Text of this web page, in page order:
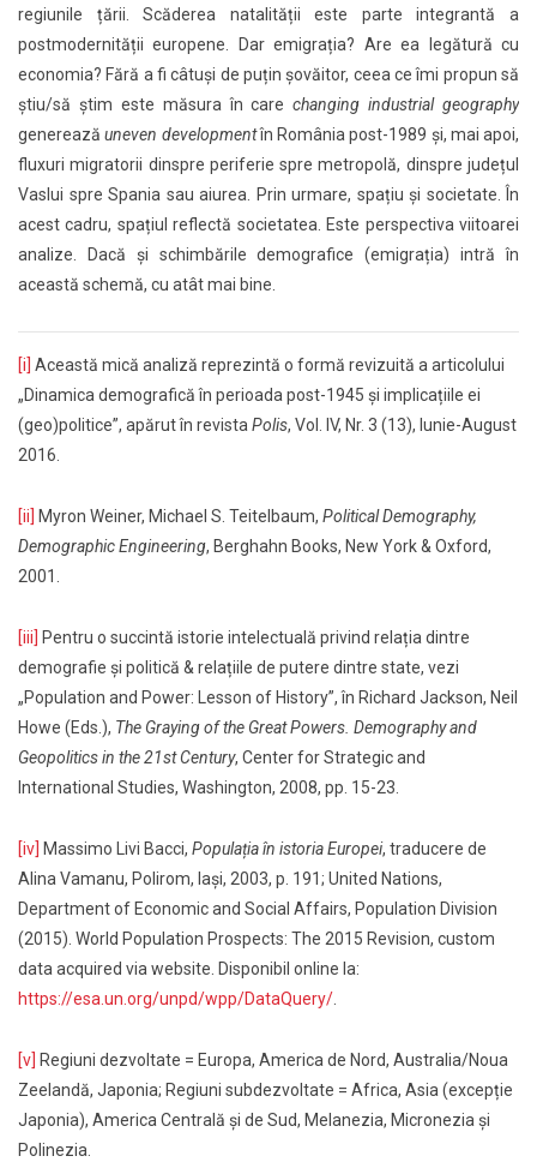
regiunile țării. Scăderea natalității este parte integrantă a
postmodernității europene. Dar emigrația? Are ea legătură cu
economia? Fără a fi câtuși de puțin șovăitor, ceea ce îmi propun să
știu/să știm este măsura în carechanging industrial geography
genereazăuneven developmentîn România post-1989 și, mai apoi,
fluxuri migratorii dinspre periferie spre metropolă, dinspre județul
Vaslui spre Spania sau aiurea. Prin urmare, spațiu și societate. În
acest cadru, spațiul reflectă societatea. Este perspectiva viitoarei
analize. Dacă și schimbările demografice (emigrația) intră în
această schemă, cu atât mai bine.
[i] Această mică analiză reprezintă o formă revizuită a articolului
„Dinamica demografică în perioada post-1945 și implicațiile ei
(geo)politice”, apărut în revista Polis, Vol. IV, Nr. 3 (13), Iunie-August
2016.
[ii] Myron Weiner, Michael S. Teitelbaum, Political Demography,
Demographic Engineering, Berghahn Books, New York & Oxford,
2001.
[iii]
Pentru o succintă istorie intelectuală privind relația dintre
demografie și politică & relațiile de putere dintre state, vezi
„Population and Power: Lesson of History”, în Richard Jackson, Neil
Howe (Eds.), The Graying of the Great Powers. Demography and
Geopolitics in the 21st Century, Center for Strategic and
International Studies, Washington, 2008, pp. 15-23.
[iv] Massimo Livi Bacci, Populația în istoria Europei, traducere de
Alina Vamanu, Polirom, Iași, 2003, p. 191; United Nations,
Department of Economic and Social Affairs, Population Division
(2015). World Population Prospects: The 2015 Revision, custom
data acquired via website. Disponibil online la:
https://esa.un.org/unpd/wpp/DataQuery/
[v] Regiuni dezvoltate = Europa, America de Nord, Australia/Noua
Zeelandă, Japonia; Regiuni subdezvoltate = Africa, Asia (excepție
Japonia), America Centrală și de Sud, Melanezia, Micronezia și
Polinezia.